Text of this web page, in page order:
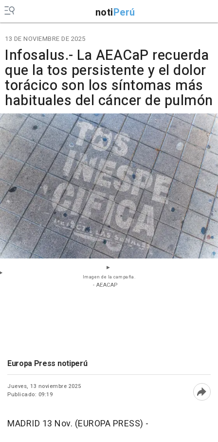
notiPerú
13 DE NOVIEMBRE DE 2025
Infosalus.- La AEACaP recuerda
que la tos persistente y el dolor
torácico son los síntomas más
habituales del cáncer de pulmón
Imagen de la campaña.
- AEACAP
Europa Press notiperú
Jueves, 13 noviembre 2025
Publicado: 09:19
MADRID 13 Nov. (EUROPA PRESS) -